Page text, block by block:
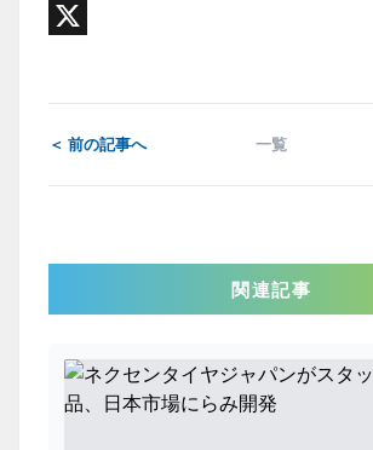
Email
＜ 前の記事へ 一覧
関連記事